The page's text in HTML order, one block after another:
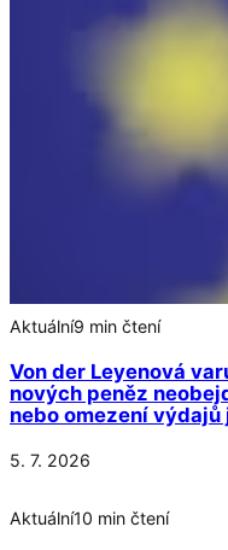
Aktuální9 min čtení
Von der Leyenová
nových peněz
nebo omezení výdajů
5. 7. 2026
Aktuální10 min čtení